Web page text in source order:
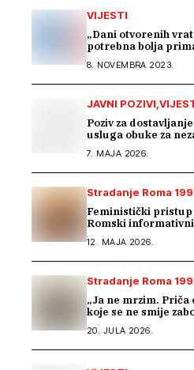
VIJESTI
„Dani otvorenih
potrebna bolja
8. NOVEMBRA 2023.
JAVNI POZIVI
Poziv za
usluga obuke za
7. MAJA 2026.
Stradanje Roma
Feministički
Romski
12. MAJA 2026.
Stradanje Roma
„Ja ne mrzim. Priča
koje se ne smije
20. JULA 2026.